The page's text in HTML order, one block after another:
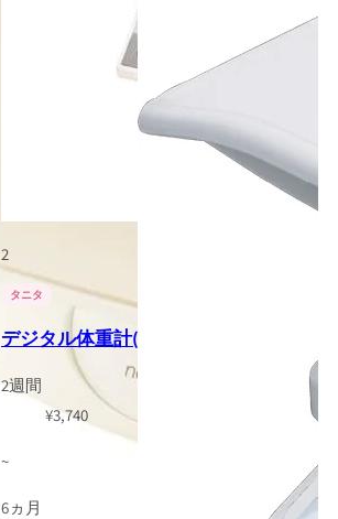
2
タニタ
デジタル体重計(5g) タニタ
2週間
¥3,740
~
6ヵ月